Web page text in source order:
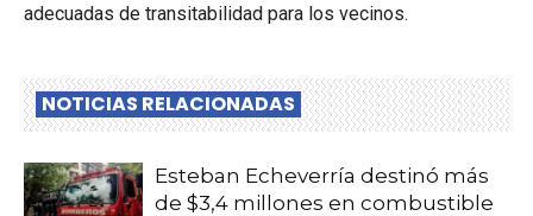
adecuadas de transitabilidad para los vecinos.
NOTICIAS RELACIONADAS
Esteban Echeverría destinó más
de $3,4 millones en combustible